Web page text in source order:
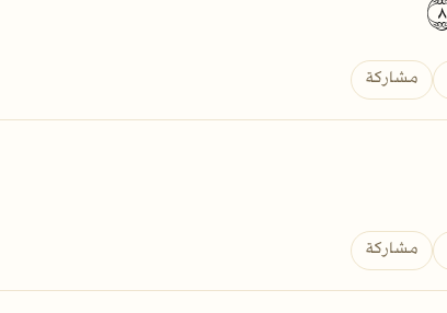
مشاركة
مشاركة